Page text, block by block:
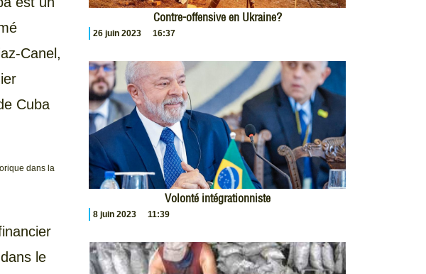
Canel,
Cuba
dans la
le
Contre-offensive en Ukraine?
26 juin 2023 16:37
Volonté intégrationniste
8 juin 2023 11:39